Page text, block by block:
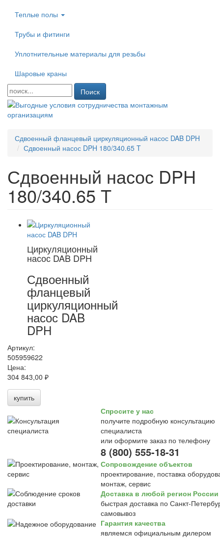
Теплые полы
Трубы и фитинги
Уплотнительные материалы для резьбы
Шаровые краны
Поиск
Сдвоенный фланцевый циркуляционный насос DAB DPH
Сдвоенный насос DPH 180/340.65 T
Сдвоенный насос DPH
180/340.65 T
Циркуляционный
насос DAB DPH
Сдвоенный
фланцевый
циркуляционный
насос DAB
DPH
Артикул:
505959622
Цена:
304 843,00 ₽
купить
Спросите у нас
получите подробную консультацию
специалиста
или оформите заказ по телефону
8 (800) 555-18-31
Сопровождение объектов
проектирование, поставка
монтаж, сервис
Доставка в любой регион России
быстрая доставка по Санкт-
самовывоз
Гарантия качества
являемся официальным дилером